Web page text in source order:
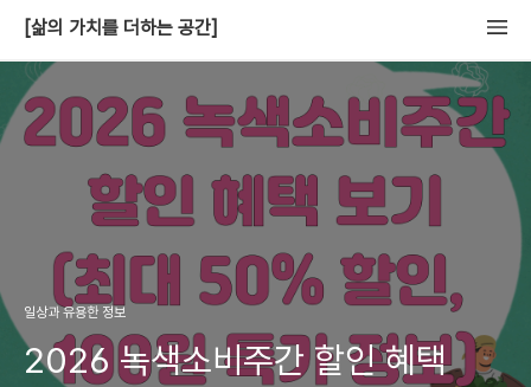
[삶의 가치를 더하는 공간]
일상과 유용한 정보
2026 녹색소비주간 할인 혜택